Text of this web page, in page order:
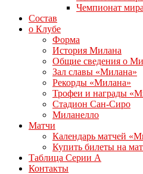
Чемпионат
Состав
о Клубе
Форма
История Милана
Общие сведения о
Зал славы «Милана»
Рекорды «Милана»
Трофеи и награды
Стадион Сан-Сиро
Миланелло
Матчи
Календарь матчей
Купить билеты на
Таблица Серии А
Контакты